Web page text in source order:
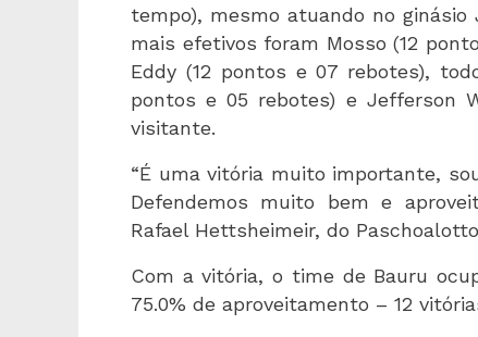
tempo), mesmo atuando no
mais efetivos foram Mosso (12
Eddy (12 pontos e 07 rebotes),
pontos e 05 rebotes) e Jefferson
visitante.
“É uma vitória muito importante,
Defendemos muito bem e
Rafael Hettsheimeir, do
Com a vitória, o time de Bauru
75.0% de aproveitamento – 12